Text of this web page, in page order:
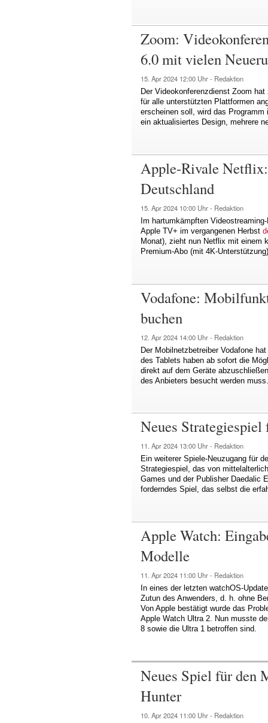
Zoom:
6.0 mit vielen
15. Apr 2024 12:00 Uhr - Redaktion
Der Videokonferenzdienst Zoom
für alle unterstützten Plattformen
erscheinen soll, wird das
ein aktualisiertes Design, mehrere
Apple-Rivale
Deutschland
15. Apr 2024 10:00 Uhr - Redaktion
Im hartumkämpften
Apple TV+ im vergangenen Herbst
Monat), zieht nun Netflix mit einem
Premium-Abo (mit 4K-
Vodafone:
buchen
12. Apr 2024 14:00 Uhr - Redaktion
Der Mobilnetzbetreiber Vodafone
des Tablets haben ab sofort die
direkt auf dem Geräte
des Anbieters besucht werden muss.
Neues
11. Apr 2024 13:00 Uhr - Redaktion
Ein weiterer Spiele-Neuzugang für
Strategiespiel, das von
Games und der Publisher Daedalic
forderndes Spiel, das selbst die
Apple Watch:
Modelle
11. Apr 2024 11:00 Uhr - Redaktion
In eines der letzten watchOS-
Zutun des Anwenders, d. h. ohne
Von Apple bestätigt wurde das
Apple Watch Ultra 2. Nun musste
8 sowie die Ultra 1 betroffen sind.
Neues Spiel für den
Hunter
10. Apr 2024 11:00 Uhr - Redaktion